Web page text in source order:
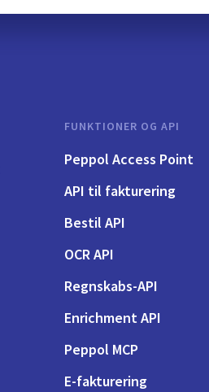
FUNKTIONER OG API
Peppol Access Point
API til fakturering
Bestil API
OCR API
Regnskabs-API
Enrichment API
Peppol MCP
E-fakturering